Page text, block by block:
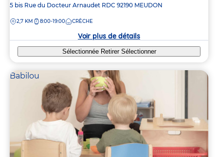
Adresse
la
5 bis Rue du Docteur Arnaudet RDC 92190 MEUDON
DISTANCE
2,7 KM 8:00-19:00 CRÈCHE
Voir plus de détails
Sélectionnée Retirer Sélectionner
Babilou